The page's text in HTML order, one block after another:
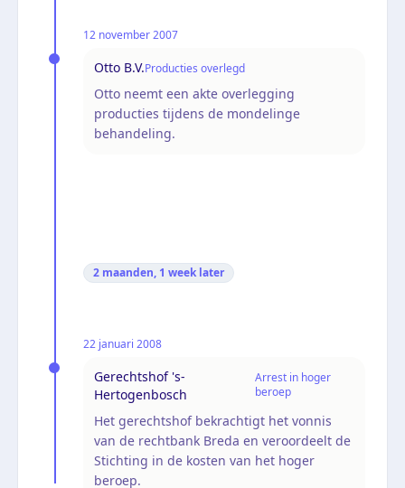
12 november 2007
Otto B.V.Producties overlegd
Otto neemt een akte overlegging
producties tijdens de mondelinge
behandeling.
2 maanden, 1 week later
22 januari 2008
Gerechtshof 's-
Hertogenbosch
Arrest in hoger
beroep
Het gerechtshof bekrachtigt het vonnis
van de rechtbank Breda en veroordeelt de
Stichting in de kosten van het hoger
beroep.